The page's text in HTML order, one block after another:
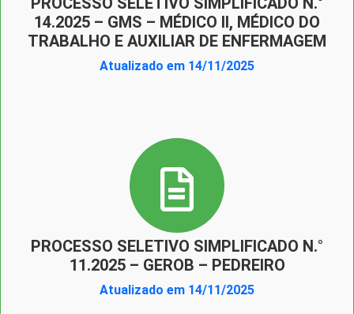
14.2025 – GMS – MÉDICO II, MÉDICO DO
TRABALHO E AUXILIAR DE ENFERMAGEM
Atualizado em 14/11/2025
PROCESSO SELETIVO SIMPLIFICADO N.°
11.2025 – GEROB – PEDREIRO
Atualizado em 14/11/2025